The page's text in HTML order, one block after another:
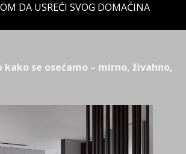
DA USREĆI SVOG DOMAĆINA
se osećamo – mirno, živahno,